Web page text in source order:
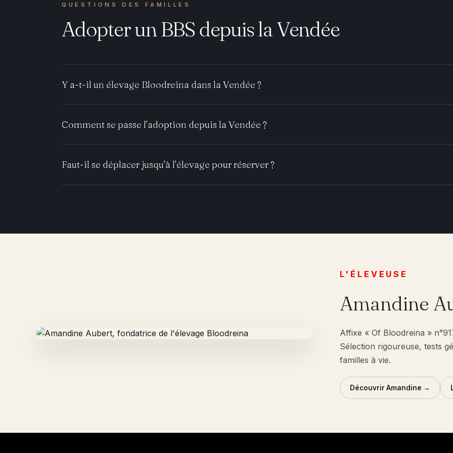
QUESTIONS DES FAMILLES
Adopter un BBS depuis la Vendée
Y a-t-il un élevage Bloodreina dans la Vendée ?
Comment se passe l’adoption depuis la Vendée ?
Faut-il se déplacer jusqu’à l’élevage pour réserver ?
L'ÉLEVEUSE
Amandine
Affixe « Of Bloodreina »
Sélection rigoureuse, tests
familles à vie.
Découvrir Amandine →